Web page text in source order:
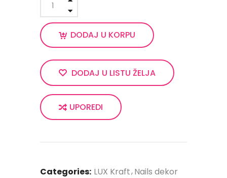
DODAJ U KORPU
DODAJ U LISTU ŽELJA
UPOREDI
Categories: LUX Kraft Nails dekor